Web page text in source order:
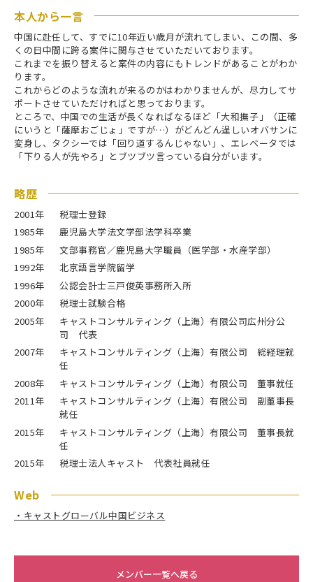
本人から一言
中国に赴任して、すでに10年近い歳月が流れてしまい、この間、多
くの日中間に跨る案件に関与させていただいております。
これまでを振り替えると案件の内容にもトレンドがあることがわか
ります。
これからどのような流れが来るのかはわかりませんが、尽力してサ
ポートさせていただければと思っております。
ところで、中国での生活が長くなればなるほど「大和撫子」（正確
にいうと「薩摩おごじょ」ですが…）がどんどん逞しいオバサンに
変身し、タクシーでは「回り道するんじゃない」、エレベータでは
「下りる人が先やろ」とブツブツ言っている自分がいます。
略歴
2001年
税理士登録
1985年
鹿児島大学法文学部法学科卒業
1985年
文部事務官／鹿児島大学職員（医学部・水産学部）
1992年
北京語言学院留学
1996年
公認会計士三戸俊英事務所入所
2000年
税理士試験合格
2005年
キャストコンサルティング（上海）有限公司広州分公
司 代表
2007年
キャストコンサルティング（上海）有限公司 総経理就
任
2008年
キャストコンサルティング（上海）有限公司 董事就任
2011年
キャストコンサルティング（上海）有限公司 副董事長
就任
2015年
キャストコンサルティング（上海）有限公司 董事長就
任
2015年
税理士法人キャスト 代表社員就任
Web
・キャストグローバル中国ビジネス
メンバー一覧へ戻る